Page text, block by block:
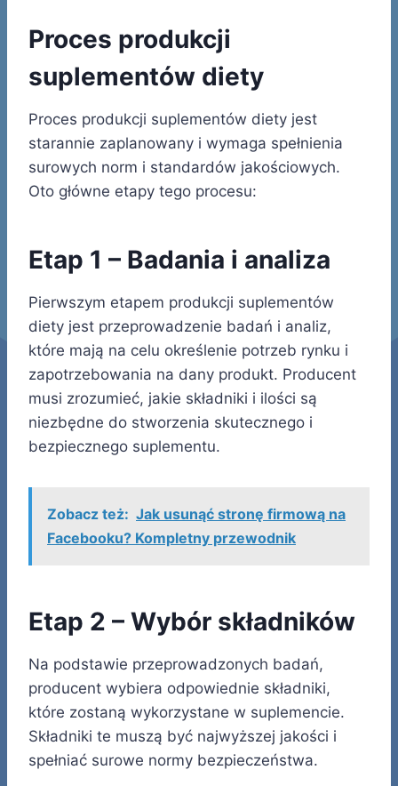
Proces produkcji
suplementów diety
Proces produkcji suplementów diety jest
starannie zaplanowany i wymaga spełnienia
surowych norm i standardów jakościowych.
Oto główne etapy tego procesu:
Etap 1 – Badania i analiza
Pierwszym etapem produkcji suplementów
diety jest przeprowadzenie badań i analiz,
które mają na celu określenie potrzeb rynku i
zapotrzebowania na dany produkt. Producent
musi zrozumieć, jakie składniki i ilości są
niezbędne do stworzenia skutecznego i
bezpiecznego suplementu.
Zobacz też: Jak usunąć stronę firmową na
Facebooku? Kompletny przewodnik
Etap 2 – Wybór składników
Na podstawie przeprowadzonych badań,
producent wybiera odpowiednie składniki,
które zostaną wykorzystane w suplemencie.
Składniki te muszą być najwyższej jakości i
spełniać surowe normy bezpieczeństwa.